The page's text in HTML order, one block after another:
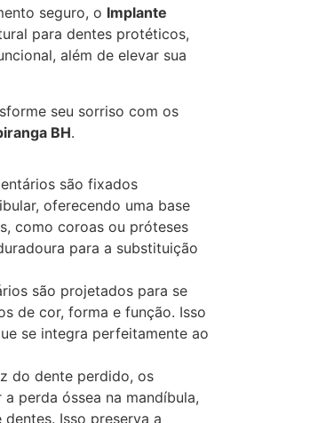
seguro, o Implante
para dentes protéticos,
além de elevar sua
seu sorriso com os
BH.
são fixados
oferecendo uma base
como coroas ou próteses
para a substituição
são projetados para se
de cor, forma e função. Isso
se integra perfeitamente ao
do dente perdido, os
perda óssea na mandíbula,
Isso preserva a